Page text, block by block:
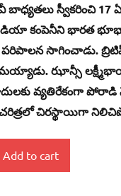
స్వీకరించి 17
కంపెనీని భారత
పరిపాలన సాగించాడు.
ఝాన్సీ
వ్యతిరేకంగా పోరాడి
చరిత్రలో చిరస్థాయిగా
Add to cart